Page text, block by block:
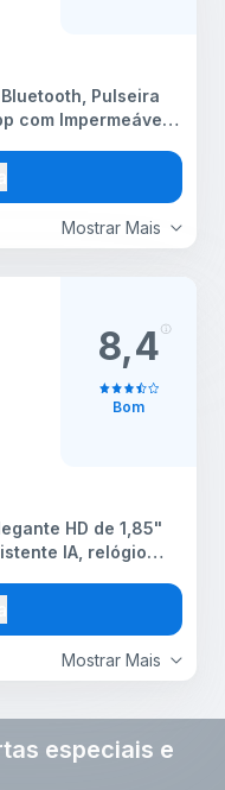
Mostrar Mais
Pulseira
com Impermeável
Mulheres,
Mostrar Mais
HD de 1,85"
IA, relógio
sangue, Android
8,4
Bom
especiais e